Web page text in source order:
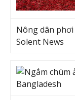
Nông dân
Solent News